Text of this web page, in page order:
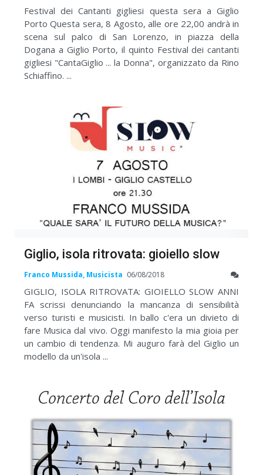
Festival dei Cantanti gigliesi questa sera a Giglio
Porto Questa sera, 8 Agosto, alle ore 22,00 andrà in
scena sul palco di San Lorenzo, in piazza della
Dogana a Giglio Porto, il quinto Festival dei cantanti
gigliesi "CantaGiglio ... la Donna", organizzato da Rino
Schiaffino. ...
Giglio, isola ritrovata: gioiello slow
Franco Mussida, Musicista 06/08/2018
GIGLIO, ISOLA RITROVATA: GIOIELLO SLOW ANNI
FA scrissi denunciando la mancanza di sensibilità
verso turisti e musicisti. In ballo c'era un divieto di
fare Musica dal vivo. Oggi manifesto la mia gioia per
un cambio di tendenza. Mi auguro farà del Giglio un
modello da un'isola ...